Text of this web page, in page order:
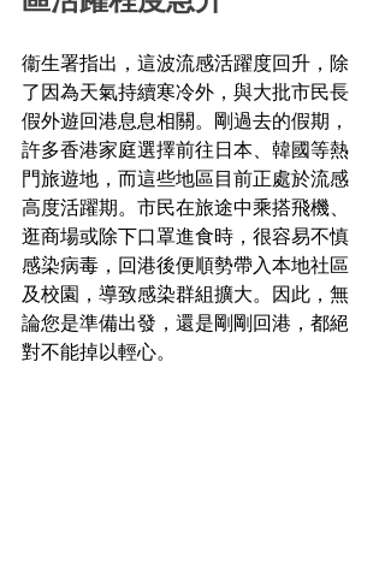
衞生署指出，這波流感活躍度回升，除
了因為天氣持續寒冷外，與大批市民長
假外遊回港息息相關。剛過去的假期，
許多香港家庭選擇前往日本、韓國等熱
門旅遊地，而這些地區目前正處於流感
高度活躍期。市民在旅途中乘搭飛機、
逛商場或除下口罩進食時，很容易不慎
感染病毒，回港後便順勢帶入本地社區
及校園，導致感染群組擴大。因此，無
論您是準備出發，還是剛剛回港，都絕
對不能掉以輕心。